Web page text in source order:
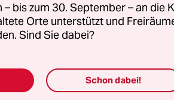
geben
mit zehn Toten
seit Langem davor
– bis zum 30. September – an die
Orte unterstützt und
Sind Sie dabei?
Schon dabei!